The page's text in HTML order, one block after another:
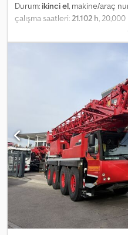
Durum: ikinci el, makine/araç
çalışma saatleri:21.102 h,
Trbszjf Maximum lifting
capacity at maximum outreach
kg Transport dimensions: 10.86
360° Wheel formula: 4x4
6,086 cm³, Engine power: 89
cylinder Deutz diesel engine,
automatic transmission Tires:
mm, rear: 18 mm ID 7033
available on request. This
binding offer and may contain
the accuracy of all